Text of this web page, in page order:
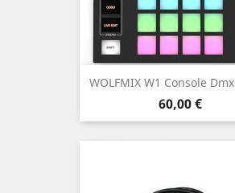
WOLFMIX W1 Console
Prix
60,00 €